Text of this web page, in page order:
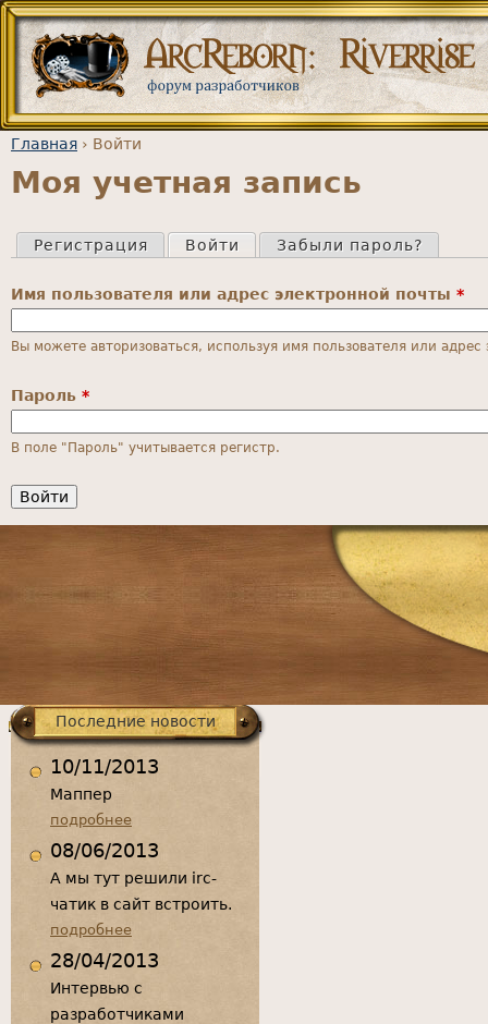
Jump to navigation
Вы здесь
Главная › Войти
Моя учетная запись
Главные вкладки
Регистрация Войти (активная вкладка)
Забыли пароль?
Имя пользователя или адрес электронной почты *
Вы можете авторизоваться, используя имя пользователя или
Пароль *
В поле "Пароль" учитывается регистр.
Главное
меню
Последние новости
10/11/2013
Маппер
подробнее
08/06/2013
А мы тут решили irc-
чатик в сайт встроить.
подробнее
28/04/2013
Интервью с
разработчиками